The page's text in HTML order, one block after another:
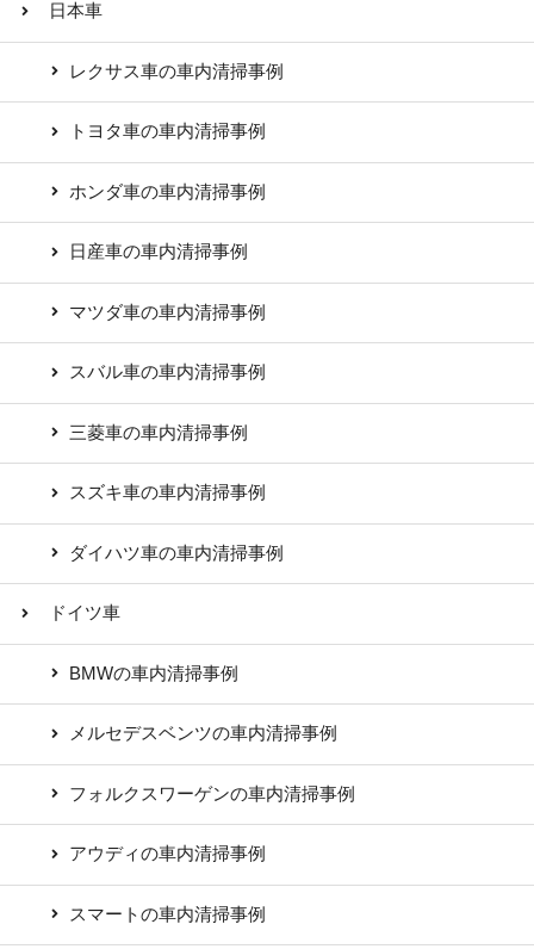
日本車
レクサス車の車内清掃事例
トヨタ車の車内清掃事例
ホンダ車の車内清掃事例
日産車の車内清掃事例
マツダ車の車内清掃事例
スバル車の車内清掃事例
三菱車の車内清掃事例
スズキ車の車内清掃事例
ダイハツ車の車内清掃事例
ドイツ車
BMWの車内清掃事例
メルセデスベンツの車内清掃事例
フォルクスワーゲンの車内清掃事例
アウディの車内清掃事例
スマートの車内清掃事例